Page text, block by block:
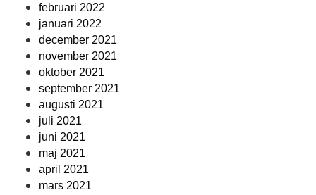
februari 2022
januari 2022
december 2021
november 2021
oktober 2021
september 2021
augusti 2021
juli 2021
juni 2021
maj 2021
april 2021
mars 2021